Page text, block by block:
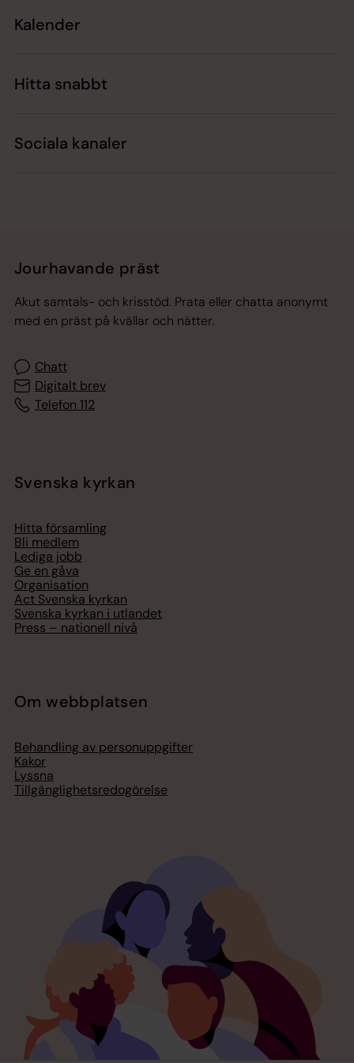
Kalender
Hitta snabbt
Sociala kanaler
Jourhavande präst
Akut samtals- och krisstöd. Prata eller chatta anonymt
med en präst på kvällar och nätter.
Chatt
Digitalt brev
Telefon 112
Svenska kyrkan
Hitta församling
Bli medlem
Lediga jobb
Ge en gåva
Organisation
Act Svenska kyrkan
Svenska kyrkan i utlandet
Press – nationell nivå
Om webbplatsen
Behandling av personuppgifter
Kakor
Lyssna
Tillgänglighetsredogörelse